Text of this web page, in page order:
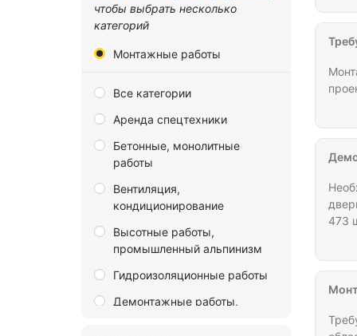
Волгоградская область
Донецкая Народная
область
Запорожская область
Ивановская область
Иркутская область
Калининградская область
чтобы выбрать несколько
категорий
Монтажные работы
Все категории
Аренда спецтехники
Бетонные, монолитные
работы
Вентиляция,
кондиционирование
Высотные работы,
промышленный альпинизм
Гидроизоляционные работы
Демонтажные работы,
473